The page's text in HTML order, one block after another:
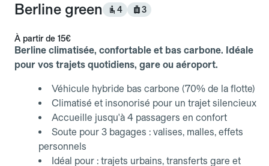
Berline green 4 3
À partir de 15€
Berline climatisée, confortable et bas carbone. Idéale
pour vos trajets quotidiens, gare ou aéroport.
Véhicule hybride bas carbone (70% de la flotte)
Climatisé et insonorisé pour un trajet silencieux
Accueille jusqu'à 4 passagers en confort
Soute pour 3 bagages : valises, malles, effets
personnels
Idéal pour : trajets urbains, transferts gare et